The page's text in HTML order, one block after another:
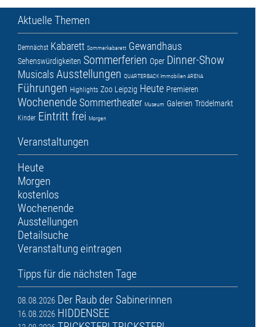
Aktuelle Themen
Demnächst Kabarett Sommerkabarett Gewandhaus
Sehenswürdigkeiten Sommerferien Oper Dinner-Show
Musicals Ausstellungen QUARTERBACK Immobilien ARENA
Führungen Highlights Zoo Leipzig Heute Premieren
WochenendeSommertheater Museum Galerien Trödelmarkt
Kinder Eintritt frei Morgen
Veranstaltungen
Heute
Morgen
kostenlos
Wochenende
Ausstellungen
Detailsuche
Veranstaltung eintragen
Tipps für die nächsten Tage
08.08.2026 Der Raub der Sabinerinnen
16.08.2026 HIDDENSEE